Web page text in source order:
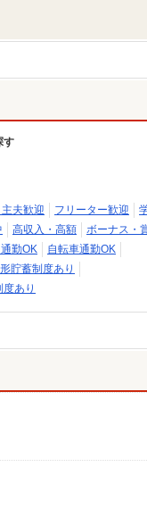
す
夫歓迎 フリーター歓迎
高収入・高額
ボーナス・
勤OK
自転車通勤OK
貯蓄制度あり
あり